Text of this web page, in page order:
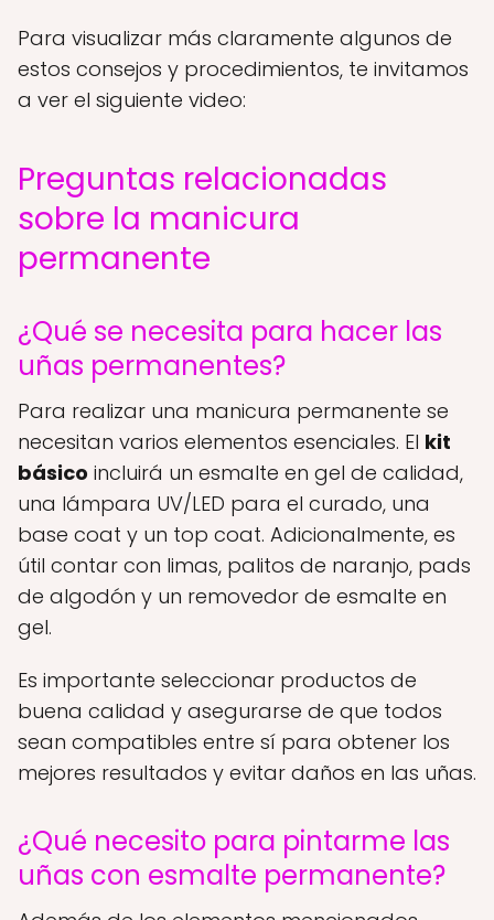
Para visualizar más claramente algunos de
estos consejos y procedimientos, te invitamos
a ver el siguiente video:
Preguntas relacionadas
sobre la manicura
permanente
¿Qué se necesita para hacer las
uñas permanentes?
Para realizar una manicura permanente se
necesitan varios elementos esenciales. El kit
básico incluirá un esmalte en gel de calidad,
una lámpara UV/LED para el curado, una
base coat y un top coat. Adicionalmente, es
útil contar con limas, palitos de naranjo, pads
de algodón y un removedor de esmalte en
gel.
Es importante seleccionar productos de
buena calidad y asegurarse de que todos
sean compatibles entre sí para obtener los
mejores resultados y evitar daños en las uñas.
¿Qué necesito para pintarme las
uñas con esmalte permanente?